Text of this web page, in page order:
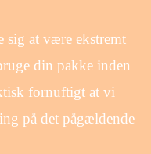
sig at være ekstremt
din pakke inden
fornuftigt at vi
på det pågældende